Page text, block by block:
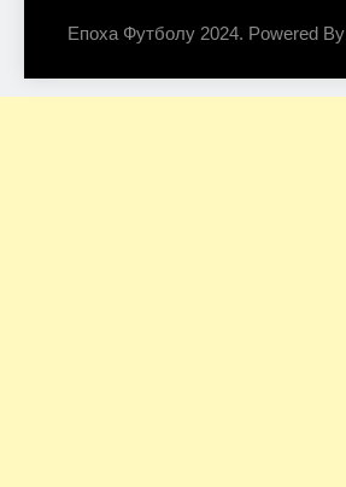
Епоха Футболу 2024. Powered By